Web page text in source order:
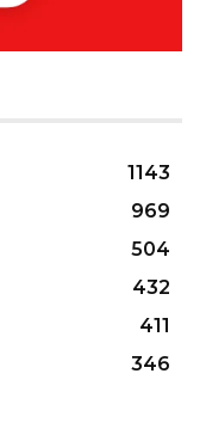
1143
969
504
432
411
346